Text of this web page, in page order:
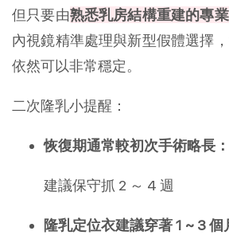
但只要由熟悉乳房結構重建的專
內視鏡精準處理與新型假體選擇
依然可以非常穩定。
二次隆乳小提醒：
恢復期通常較初次手術略長：
建議保守抓 2 ～ 4 週
隆乳定位衣建議穿著 1 ~ 3 個